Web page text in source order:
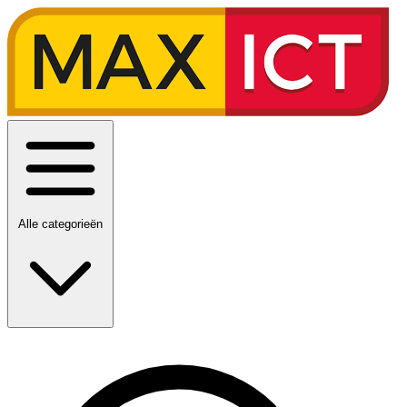
Alle categorieën